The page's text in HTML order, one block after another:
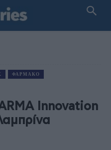
ΦΆΡΜΑΚΟ
Innovation